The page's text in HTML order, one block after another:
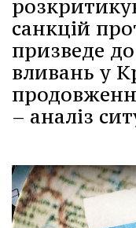
санкцій
призведе
вливань у
– аналіз